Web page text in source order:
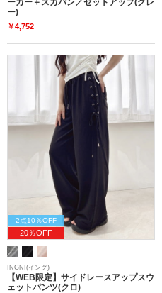
ーカー＋スカパン／セットアップ(グレ
ー)
￥4,752
2点10％OFF
20％OFF
INGNI(イング)
【WEB限定】サイドレースアップスウ
ェットパンツ(クロ)